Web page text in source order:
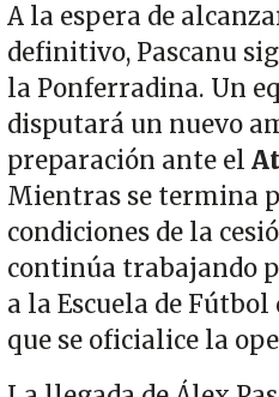
A la espera de
definitivo, Pascanu
la Ponferradina. Un
disputará un nuevo
preparación ante el
Mientras se termina
condiciones de la
continúa trabajando
a la Escuela de
que se oficialice la